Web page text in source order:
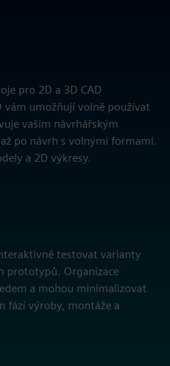
pro 2D a 3D CAD
vám umožňují volně používat
vašim návrhářským
po návrh s volnými formami.
a 2D výkresy.
testovat varianty
prototypů. Organizace
a mohou minimalizovat
fází výroby, montáže a